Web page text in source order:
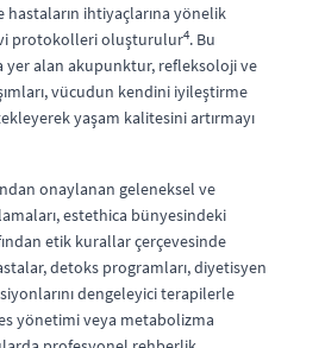
ihtiyaçlarına yönelik
protokolleri oluşturulur4. Bu
yer alan akupunktur, refleksoloji ve
vücudun kendini iyileştirme
yaşam kalitesini artırmayı
onaylanan geleneksel ve
estethica bünyesindeki
etik kurallar çerçevesinde
detoks programları, diyetisyen
dengeleyici terapilerle
yönetimi veya metabolizma